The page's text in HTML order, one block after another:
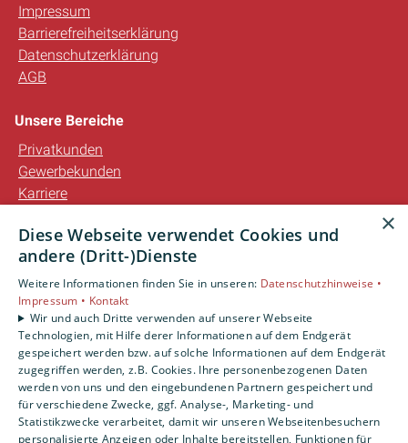
Impressum
Barrierefreiheitserklärung
Datenschutzerklärung
AGB
Unsere Bereiche
Privatkunden
Gewerbekunden
Karriere
Kontakt
×
Diese Webseite verwendet Cookies und
andere (Dritt-)Dienste
Weitere Informationen finden Sie in unseren: Datenschutzhinweise •
Impressum • Kontakt
Wir und auch Dritte verwenden auf unserer Webseite
Technologien, mit Hilfe derer Informationen auf dem Endgerät
gespeichert werden bzw. auf solche Informationen auf dem Endgerät
zugegriffen werden, z.B. Cookies. Ihre personenbezogenen Daten
werden von uns und den eingebundenen Partnern gespeichert und
für verschiedene Zwecke, ggf. Analyse-, Marketing- und
Statistikzwecke verarbeitet, damit wir unseren Webseitenbesuchern
personalisierte Anzeigen oder Inhalte bereitstellen, Funktionen für